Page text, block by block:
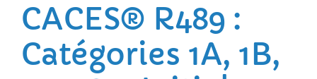
CACES® R489 :
Catégories 1A, 1B,